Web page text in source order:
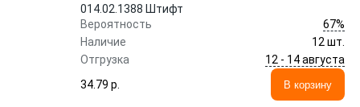
014.02.1388 Штифт
Вероятность
67%
Наличие
12 шт.
Отгрузка
12 - 14 августа
34.79 p.
В корзину